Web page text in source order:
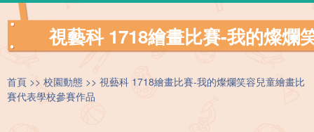
視藝科 1718繪畫比賽-我的燦爛
首頁 校園動態
視藝科 1718繪畫比賽-我的燦爛笑容兒童繪畫比
賽代表學校參賽作品